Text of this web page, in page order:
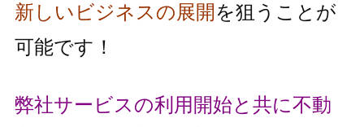
新しいビジネスの展開を狙うことが
可能です！
弊社サービスの利用開始と共に不動